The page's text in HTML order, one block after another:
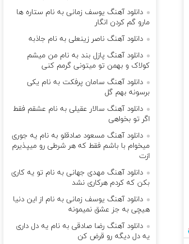
دانلود آهنگ یوسف زمانی به نام ستاره ها
مارو گم کردن انگار
دانلود آهنگ ناصر زینعلی به نام جاذبه
دانلود آهنگ پازل بند به نام من میشم
کولاک و بهمن تو میتونی گرمم کنی
دانلود آهنگ سامان پرفکت به نام یکی
برسونه بهم گل
دانلود آهنگ سالار عقیلی به نام عشقم فقط
اگر تو بخواهی
دانلود آهنگ مسعود صادقلو به نام یه جوری
میخوام با باشم فقط که هر شرطی رو میپذیرم
ازت
دانلود آهنگ مهدی جهانی به نام تو یه کاری
بکن که کردم هرکاری نشد
دانلود آهنگ یوسف زمانی به نام از این دنیا
هیچی به جز عشق نمیمونه
دانلود آهنگ رضا صادقی به نام یه دل داری
یه دل ديگه رو قرض كن